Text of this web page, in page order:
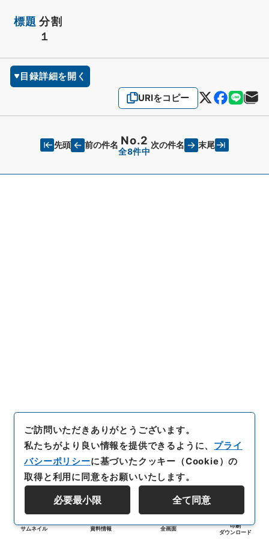
標題 分割
１
目録詳細を開く
URIをコピー
先頭 前の件名 No.2
全8件中
次の件名 末尾
サムネイル 資料情報 全画面
印刷
ダウンロード
ご訪問いただきありがとうございます。
私たちがより良い情報を提供できるように、 プライ
バシーポリシーに基づいたクッキー（Cookie）の
取得と利用に同意をお願いいたします。
必要最小限 全て同意